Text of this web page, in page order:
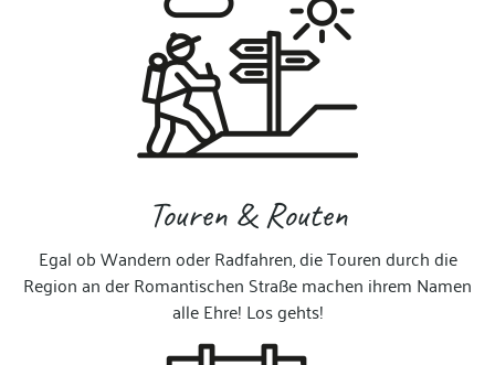
Touren & Routen
Egal ob Wandern oder Radfahren, die Touren durch die
Region an der Romantischen Straße machen ihrem Namen
alle Ehre! Los gehts!